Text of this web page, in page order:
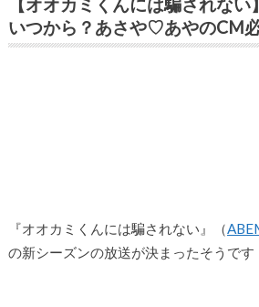
いつから？あさや♡あやのCM
『オオカミくんには騙されない』（
の新シーズンの放送が決まったそうです